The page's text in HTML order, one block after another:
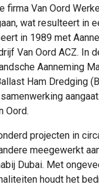
firma Van Oord
wat resulteert in
in 1989 met
Van Oord ACZ. In
Aanneming
Ham Dredging
Oord.
projecten in
meegewerkt
Dubai. Met
houdt het